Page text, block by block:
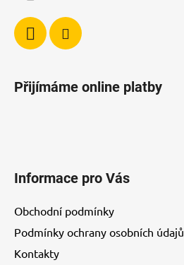
Přijímáme online platby
Informace pro Vás
Obchodní podmínky
Podmínky ochrany osobních údajů
Kontakty